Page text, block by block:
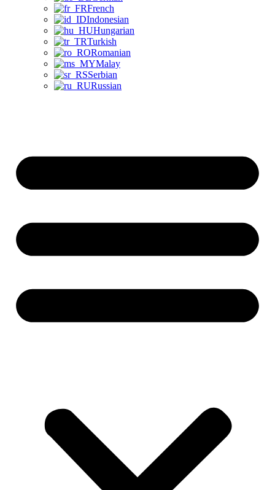
French
Indonesian
Hungarian
Turkish
Romanian
Malay
Serbian
Russian